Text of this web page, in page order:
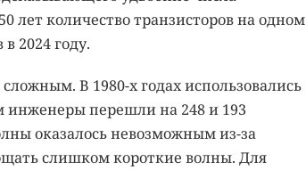
лет количество транзисторов на одном
2024 году.
В 1980-х годах использовались
инженеры перешли на 248 и 193
оказалось невозможным из-за
слишком короткие волны. Для